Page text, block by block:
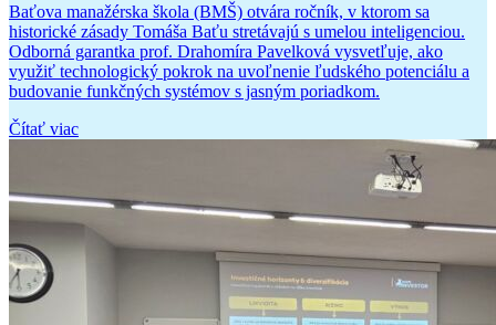
Baťova manažérska škola (BMŠ) otvára ročník, v ktorom sa
historické zásady Tomáša Baťu stretávajú s umelou inteligenciou.
Odborná garantka prof. Drahomíra Pavelková vysvetľuje, ako
využiť technologický pokrok na uvoľnenie ľudského potenciálu a
budovanie funkčných systémov s jasným poriadkom.
Čítať viac